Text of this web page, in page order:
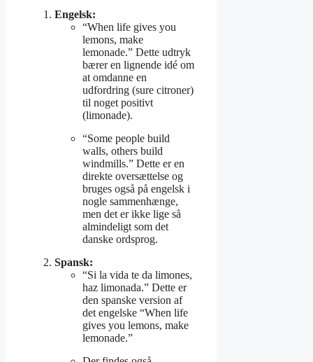
Engelsk:
“When life gives you
lemons, make
lemonade.” Dette udtryk
bærer en lignende idé om
at omdanne en
udfordring (sure citroner)
til noget positivt
(limonade).
“Some people build
walls, others build
windmills.” Dette er en
direkte oversættelse og
bruges også på engelsk i
nogle sammenhænge,
men det er ikke lige så
almindeligt som det
danske ordsprog.
Spansk:
“Si la vida te da limones,
haz limonada.” Dette er
den spanske version af
det engelske “When life
gives you lemons, make
lemonade.”